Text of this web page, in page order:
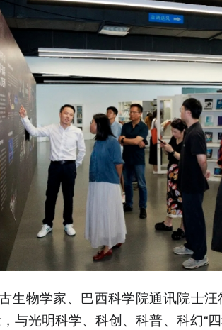
生物学家、巴西科学院通讯院士
与光明科学、科创、科普、科幻“